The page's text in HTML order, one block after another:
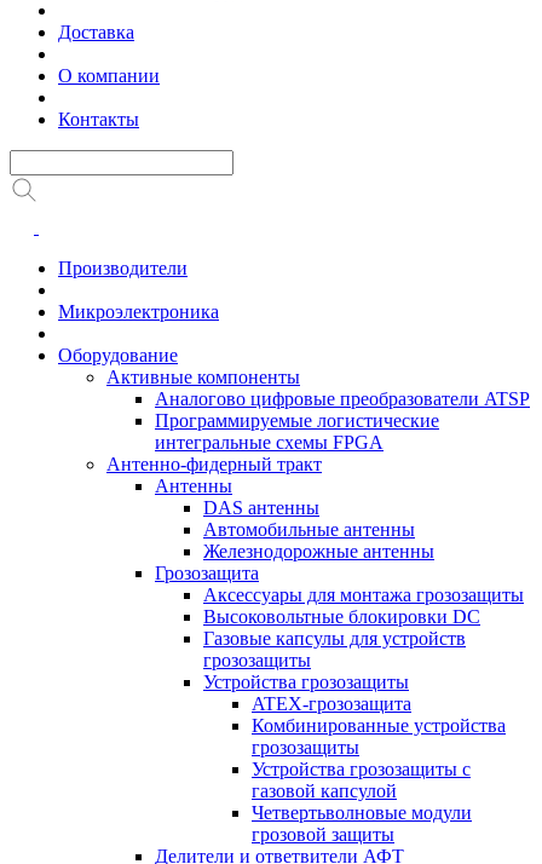
Доставка
О компании
Контакты
Производители
Микроэлектроника
Оборудование
Активные компоненты
Аналогово цифровые преобразователи ATSP
Программируемые логистические
интегральные схемы FPGA
Антенно-фидерный тракт
Антенны
DAS антенны
Автомобильные антенны
Железнодорожные антенны
Грозозащита
Аксессуары для монтажа грозозащиты
Высоковольтные блокировки DC
Газовые капсулы для устройств
грозозащиты
Устройства грозозащиты
ATEX-грозозащита
Комбинированные устройства
грозозащиты
Устройства грозозащиты с
газовой капсулой
Четвертьволновые модули
грозовой защиты
Делители и ответвители АФТ